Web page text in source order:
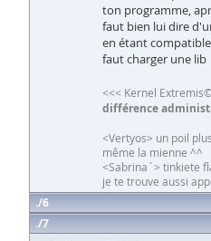
ton programme,
faut bien lui dire
en étant
faut charger une lib
<<< Kernel
différence
<Vertyos> un poil
même la mienne ^^
<Sabrina`> tinkiete
je te trouve aussi
6
7